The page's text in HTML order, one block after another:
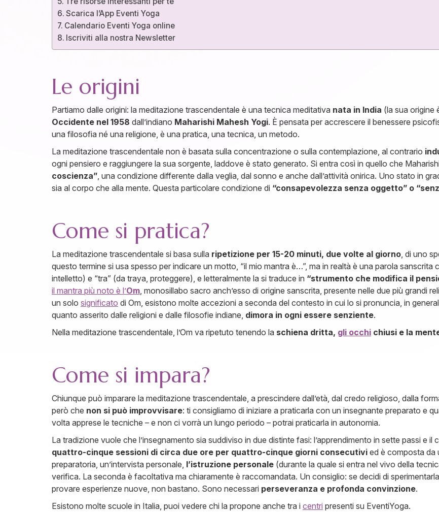
Scarica l’App Eventi Yoga
Calendario Eventi Yoga online
Iscriviti alla nostra Newsletter
Le origini
Partiamo dalle origini: la meditazione trascendentale è una tecnica meditativa nata in India (la sua origine
Occidente nel 1958 dall’indiano Maharishi Mahesh Yogi. È pensata per accrescere il benessere
una filosofia né una religione, è una pratica, una tecnica, un metodo.
La meditazione trascendentale non è basata sulla concentrazione o sulla contemplazione, al contrario
ogni pensiero e raggiungere la sua sorgente, laddove è stato generato. Si entra così in quello che
coscienza”, una condizione differente dalla veglia, dal sonno e anche dall’attività onirica. Uno stato in
sia al corpo che alla mente. Questa particolare condizione di “consapevolezza senza oggetto” o
Come si pratica?
La meditazione trascendentale si basa sulla ripetizione per 15-20 minuti, due volte al giorno, di uno
questo termine si usa spesso per indicare un motto, “il mio mantra è…”, ma in realtà è una parola sanscrita
intelletto) e “tra” (da traya, proteggere), e letteralmente la si traduce in “strumento che modifica il
il mantra più noto è l’Om, monosillabo sacro anch’esso di origine sanscrita, presente nelle due più grandi
un solo significato di Om, esistono molte accezioni a seconda del contesto in cui lo si pronuncia, in
quanto asserito dalle religioni e dalle filosofie indiane, dimora in ogni essere senziente.
Nella meditazione trascendentale, l’Om va ripetuto tenendo la schiena dritta, gli occhi chiusi e la
Come si impara?
Chiunque può imparare la meditazione trascendentale, a prescindere dall’età, dal credo religioso, dalla
però che non si può improvvisare: ti consigliamo di iniziare a praticarla con un insegnante preparato e
volta apprese le tecniche – e non ci vorrà un lungo periodo – potrai praticarla in autonomia.
La tradizione vuole che l’insegnamento sia suddiviso in due distinte fasi: l’apprendimento in sette passi e
quattro-cinque sessioni di circa due ore per quattro-cinque giorni consecutivi ed è composta da
preparatoria, un’intervista personale, l’istruzione personale (durante la quale si entra nel vivo della
verifica. La seconda è facoltativa ma chiaramente è raccomandata. Un consiglio: se decidi di
provare esperienze nuove, non bastano. Sono necessari perseveranza e profonda convinzione.
Esistono molte scuole in Italia, puoi vedere chi la propone anche tra i centri presenti su EventiYoga.